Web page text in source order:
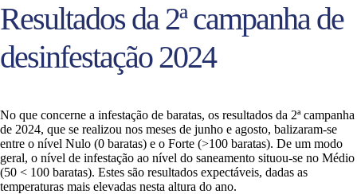
Resultados da 2ª campanha de
desinfestação 2024
No que concerne a infestação de baratas, os resultados da 2ª campanha
de 2024, que se realizou nos meses de junho e agosto, balizaram-se
entre o nível Nulo (0 baratas) e o Forte (>100 baratas). De um modo
geral, o nível de infestação ao nível do saneamento situou-se no Médio
(50 < 100 baratas). Estes são resultados expectáveis, dadas as
temperaturas mais elevadas nesta altura do ano.